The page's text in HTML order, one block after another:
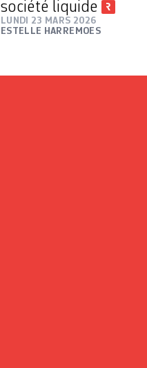
société liquide
LUNDI 23 MARS 2026
ESTELLE HARREMOES